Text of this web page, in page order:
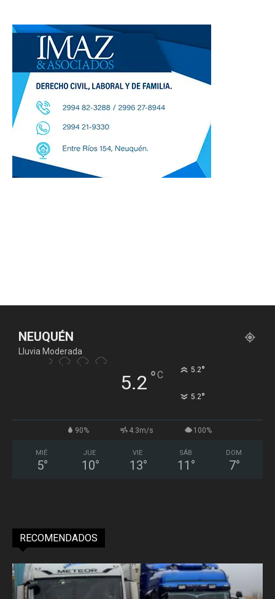
NEUQUÉN
Lluvia Moderada
5.2 °C 5.2°
5.2°
90% 4.3m/s 100%
MIÉ
5°
JUE
10°
VIE
13°
SÁB
11 °
DOM
7°
RECOMENDADOS